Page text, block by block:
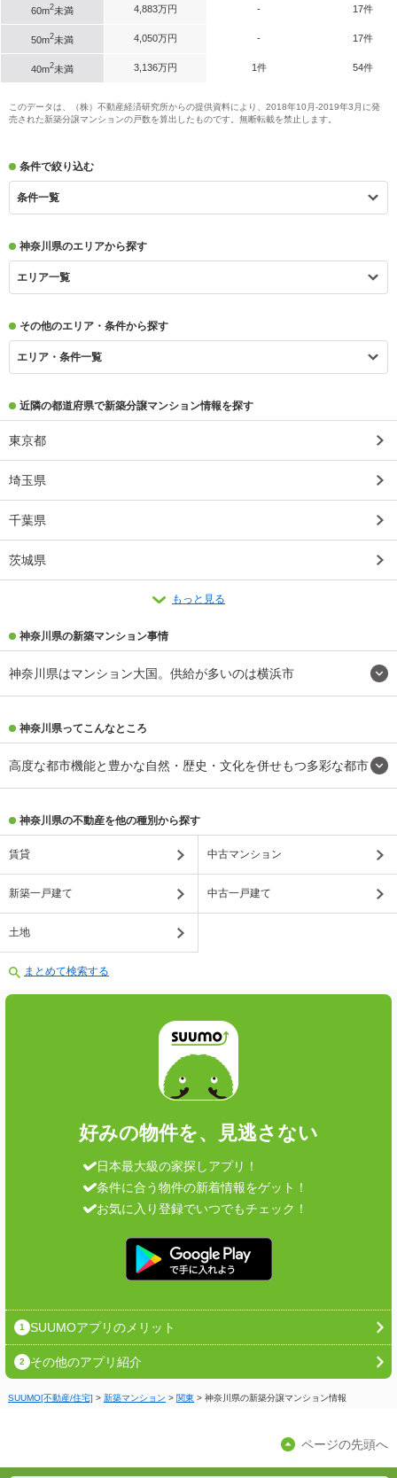
60m2未満
50m2未満
40m2未満
4,883万円 - 17件
4,050万円 - 17件
3,136万円 1件 54件
このデータは、（株）不動産経済研究所からの提供資料により、2018年10月-2019年3月に発
売された新築分譲マンションの戸数を算出したものです。無断転載を禁止します。
条件で絞り込む
条件一覧
神奈川県のエリアから探す
エリア一覧
その他のエリア・条件から探す
エリア・条件一覧
近隣の都道府県で新築分譲マンション情報を探す
東京都
埼玉県
千葉県
茨城県
もっと見る
神奈川県の新築マンション事情
神奈川県はマンション大国。供給が多いのは横浜市
神奈川県ってこんなところ
高度な都市機能と豊かな自然・歴史・文化を併せもつ多彩な都市
神奈川県の不動産を他の種別から探す
賃貸 中古マンション
新築一戸建て 中古一戸建て
土地
まとめて検索する
好みの物件を、見逃さない
日本最大級の家探しアプリ！
条件に合う物件の新着情報をゲット！
お気に入り登録でいつでもチェック！
1 SUUMOアプリのメリット
2 その他のアプリ紹介
SUUMO[不動産/住宅] > 新築マンション > 関東 > 神奈川県の新築分譲マンション情報
ページの先頭へ